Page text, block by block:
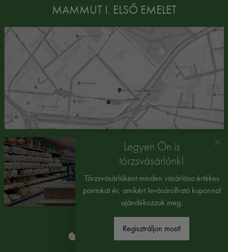
MAMMUT I. ELSŐ EMELET
×
Legyen Ön is
törzsvásárlónk!
Törzsvásárlóként minden vásárlása értékes
pontokat ér, amikért levásárolható kuponnal
ajándékozzuk meg.
Regisztráljon most!